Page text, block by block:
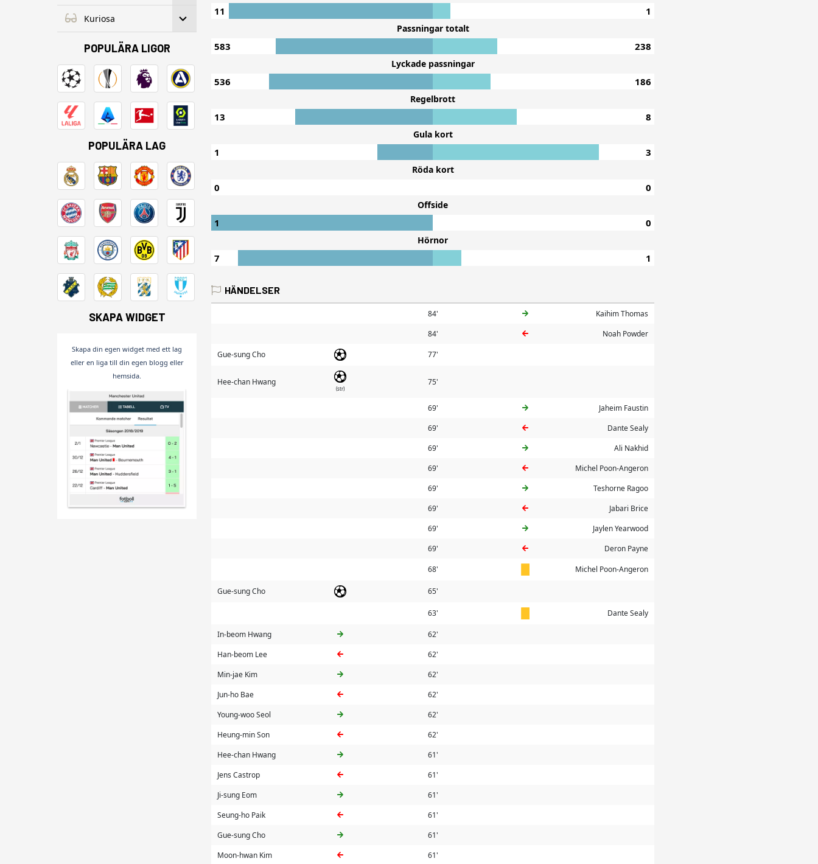
11 1
Passningar totalt
583 238
Lyckade passningar
536 186
Regelbrott
13 8
Gula kort
1 3
Röda kort
0 0
Offside
1 0
Hörnor
7 1
HÄNDELSER
84'
Kaihim Thomas
84'
Noah Powder
Gue-sung Cho
77'
Hee-chan Hwang
(str)
75'
69'
Jaheim Faustin
69'
Dante Sealy
69'
Ali Nakhid
69'
Michel Poon-Angeron
69'
Teshorne Ragoo
69'
Jabari Brice
69'
Jaylen Yearwood
69'
Deron Payne
68'
Michel Poon-Angeron
Gue-sung Cho 65'
63' Dante Sealy
In-beom Hwang
62'
Han-beom Lee
62'
Min-jae Kim
62'
Jun-ho Bae
62'
Young-woo Seol
62'
Heung-min Son
62'
Hee-chan Hwang
61'
Jens Castrop
61'
Ji-sung Eom
61'
Seung-ho Paik
61'
Gue-sung Cho
61'
Moon-hwan Kim
61'
Kuriosa
POPULÄRA LIGOR
POPULÄRA LAG
SKAPA WIDGET
Skapa din egen widget med ett lag
eller en liga till din egen blogg eller
hemsida.